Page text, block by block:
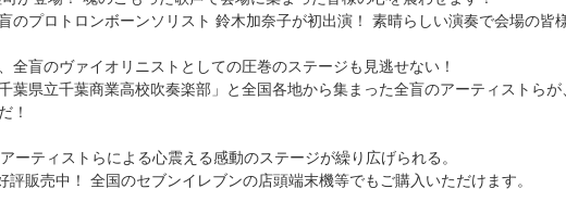
のプロトロンボーンソリスト 鈴木加奈子が初出演！ 素晴らしい演奏で会場の皆
盲のヴァイオリニストとしての圧巻のステージも見逃せない！
葉県立千葉商業高校吹奏楽部」と全国各地から集まった全盲のアーティストらが
！
ーティストらによる心震える感動のステージが繰り広げられる。
販売中！ 全国のセブンイレブンの店頭端末機等でもご購入いただけます。